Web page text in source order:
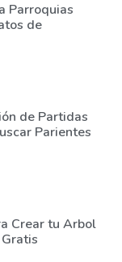
Parroquias
de
de Partidas
Parientes
Crear tu Arbol